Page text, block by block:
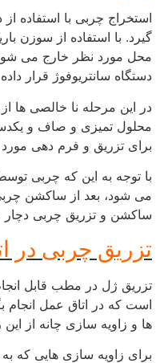
استخراج چربی با استفاده از
گیرد. با استفاده از سوزن
محل مورد نظر خارج می
دستگاه سانتریوفوژ قرار داده
در این مرحله نا خالصی ها
محلول تمیزی و صاف و
برای تزریق و فرم دهی مورد
با توجه به این که چربی توسط
می شود، بعد از ساکشن چربی
ساکشن و تزریق چربی دچار
تزریق چربی در
تزریق ژل در مطب قابل انجام
است که در اتاق عمل انجام
ها و زاویه سازی چانه از این
برای زاویه سازی هایی که به